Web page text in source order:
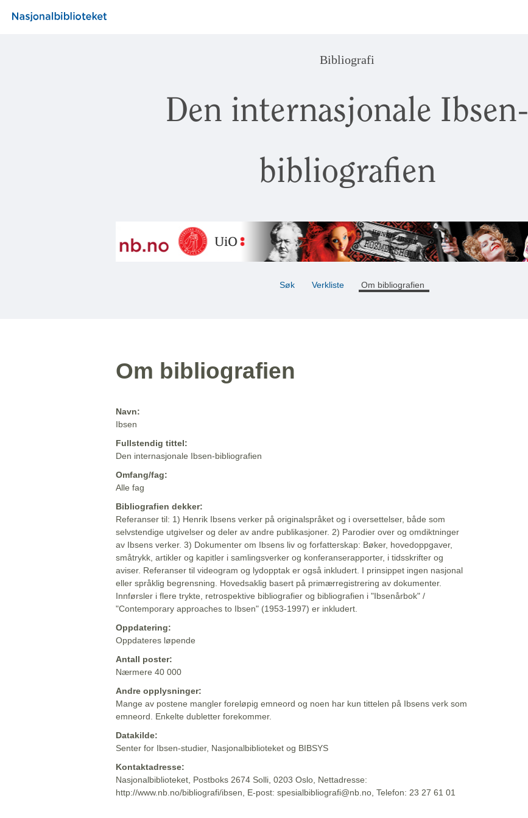
Bibliografi
Den internasjonale Ibsen-
bibliografien
Søk Verkliste Om bibliografien
Om bibliografien
Navn:
Ibsen
Fullstendig tittel:
Den internasjonale Ibsen-bibliografien
Omfang/fag:
Alle fag
Bibliografien dekker:
Referanser til: 1) Henrik Ibsens verker på originalspråket og i oversettelser, både som
selvstendige utgivelser og deler av andre publikasjoner. 2) Parodier over og omdiktninger
av Ibsens verker. 3) Dokumenter om Ibsens liv og forfatterskap: Bøker, hovedoppgaver,
småtrykk, artikler og kapitler i samlingsverker og konferanserapporter, i tidsskrifter og
aviser. Referanser til videogram og lydopptak er også inkludert. I prinsippet ingen nasjonal
eller språklig begrensning. Hovedsaklig basert på primærregistrering av dokumenter.
Innførsler i flere trykte, retrospektive bibliografier og bibliografien i "Ibsenårbok" /
"Contemporary approaches to Ibsen" (1953-1997) er inkludert.
Oppdatering:
Oppdateres løpende
Antall poster:
Nærmere 40 000
Andre opplysninger:
Mange av postene mangler foreløpig emneord og noen har kun tittelen på Ibsens verk som
emneord. Enkelte dubletter forekommer.
Datakilde:
Senter for Ibsen-studier, Nasjonalbiblioteket og BIBSYS
Kontaktadresse:
Nasjonalbiblioteket, Postboks 2674 Solli, 0203 Oslo, Nettadresse:
http://www.nb.no/bibliografi/ibsen, E-post: spesialbibliografi@nb.no, Telefon: 23 27 61 01